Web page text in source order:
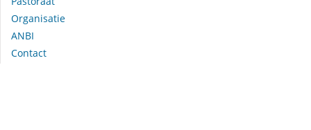
Organisatie
ANBI
Contact